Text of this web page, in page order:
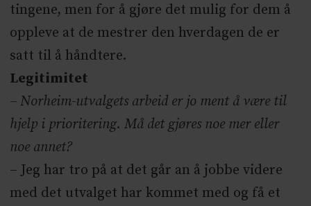
tingene, men for å gjøre det mulig for dem å
oppleve at de mestrer den hverdagen de er
satt til å håndtere.
Legitimitet
– Norheim-utvalgets arbeid er jo ment å være til
hjelp i prioritering. Må det gjøres noe mer eller
noe annet?
– Jeg har tro på at det går an å jobbe videre
med det utvalget har kommet med og få et